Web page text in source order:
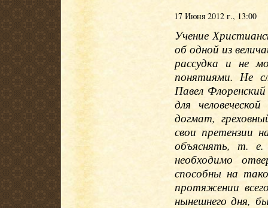
17 Июня 2012 г., 13:00
Учение
об одной из
рассудка и не
понятиями. Не
Павел
для
догмат,
свои претензии
объяснять, т.
необходимо
способны на
протяжении
нынешнего дня,